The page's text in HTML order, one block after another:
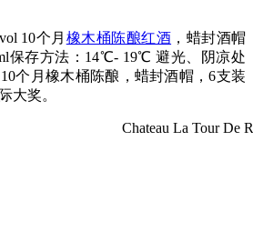
10个月 橡木桶陈酿红酒 ，蜡封酒帽
保存方法：14℃- 19℃ 避光、阴凉处
个月橡木桶陈酿，蜡封酒帽，6支装
大奖。